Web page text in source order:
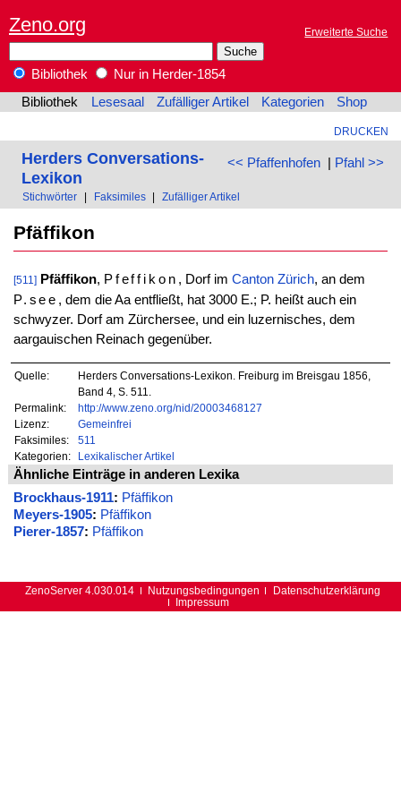
Zeno.org Erweiterte Suche
Bibliothek
Nur in Herder-1854
Bibliothek
Lesesaal Zufälliger Artikel Kategorien Shop
DRUCKEN
<< Pfaffenhofen| Pfahl >>
Herders Conversations-
Lexikon
Stichwörter Faksimiles Zufälliger Artikel
Pfäffikon
[511] Pfäffikon, Pfeffikon , Dorf imCanton Zürich, an dem
P.see , dem die Aa entfließt, hat 3000 E.; P. heißt auch ein
schwyzer. Dorf am Zürchersee, und ein luzernisches, dem
aargauischen Reinach gegenüber.
Quelle:
Herders Conversations-Lexikon. Freiburg im Breisgau 1856,
Band 4, S. 511.
Permalink:
http://www.zeno.org/nid/20003468127
Lizenz:
Gemeinfrei
Faksimiles:
511
Kategorien:
Lexikalischer Artikel
Ähnliche Einträge in anderen Lexika
Brockhaus-1911: Pfäffikon
Meyers-1905: Pfäffikon
Pierer-1857: Pfäffikon
ZenoServer 4.030.014 Nutzungsbedingungen
Datenschutzerklärung
Impressum